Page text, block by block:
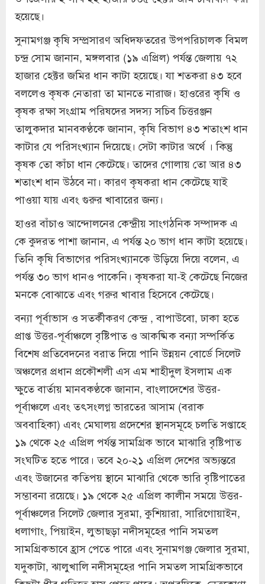
হয়েছে।
সুনামগঞ্জ কৃষি সম্প্রসারণ অধিদফতরের উপপরিচালক বিমল
চন্দ্র সোম জানান, মঙ্গলবার (১৯ এপ্রিল) পর্যন্ত জেলায় ৭২
হাজার হেক্টর জমির ধান কাটা হয়েছে। যা শতকরা ৪৩ হবে
বললেও কৃষক নেতারা তা মানতে নারাজ। হাওরের কৃষি ও
কৃষক রক্ষা সংগ্রাম পরিষদের সদস্য সচিব চিত্তরঞ্জন
তালুকদার মানবকণ্ঠকে জানান, কৃষি বিভাগ ৪৩ শতাংশ ধান
কাটার যে পরিসংখ্যান দিয়েছে। সেটা কাটার অর্থে । কিন্তু
কৃষক তো কাঁচা ধান কেটেছে। তাদের গোলায় তো আর ৪৩
শতাংশ ধান উঠবে না। কারণ কৃষকরা ধান কেটেছে যাই
পাওয়া যায় এবং গুরুর খাবারের জন্য।
হাওর বাঁচাও আন্দোলনের কেন্দ্রীয় সাংগঠনিক সম্পাদক এ
কে কুদরত পাশা জানান, এ পর্যন্ত ২০ ভাগ ধান কাটা হয়েছে।
তিনি কৃষি বিভাগের পরিসংখ্যানকে উড়িয়ে দিয়ে বলেন, এ
পর্যন্ত ৩০ ভাগ ধানও পাকেনি। কৃষকরা যা-ই কেটেছে নিজের
মনকে বোঝাতে এবং গরুর খাবার হিসেবে কেটেছে।
বন্যা পূর্বাভাস ও সতর্কীকরণ কেন্দ্র , বাপাউবো, ঢাকা হতে
প্রাপ্ত উত্তর-পূর্বাঞ্চলে বৃষ্টিপাত ও আকষ্মিক বন্যা সম্পর্কিত
বিশেষ প্রতিবেদনের বরাত দিয়ে পানি উন্নয়ন বোর্ডে সিলেট
অঞ্চলের প্রধান প্রকৌশলী এস এম শাহীদুল ইসলাম এক
ক্ষুতে বার্তায় মানবকণ্ঠকে জানান, বাংলাদেশের উত্তর-
পূর্বাঞ্চলে এবং তৎসংলগ্ন ভারতের আসাম (বরাক
অববাহিকা) এবং মেঘালয় প্রদেশের স্থানসমূহে চলতি সপ্তাহে
১৯ থেকে ২৫ এপ্রিল পর্যন্ত সামগ্রিক ভাবে মাঝারি বৃষ্টিপাত
সংঘটিত হতে পারে। তবে ২০-২১ এপ্রিল দেশের অভ্যন্তরে
এবং উজানের কতিপয় স্থানে মাঝারি থেকে ভারি বৃষ্টিপাতের
সম্ভাবনা রয়েছে। ১৯ থেকে ২৫ এপ্রিল কালীন সময়ে উত্তর-
পূর্বাঞ্চলের সিলেট জেলার সুরমা, কুশিয়ারা, সারিগোয়াইন,
ধলাগাং, পিয়াইন, লুভাছড়া নদীসমূহের পানি সমতল
সামগ্রিকভাবে হ্রাস পেতে পারে এবং সুনামগঞ্জ জেলার সুরমা,
যদুকাটা, ঝালুখালি নদীসমূহের পানি সমতল সামগ্রিকভাবে